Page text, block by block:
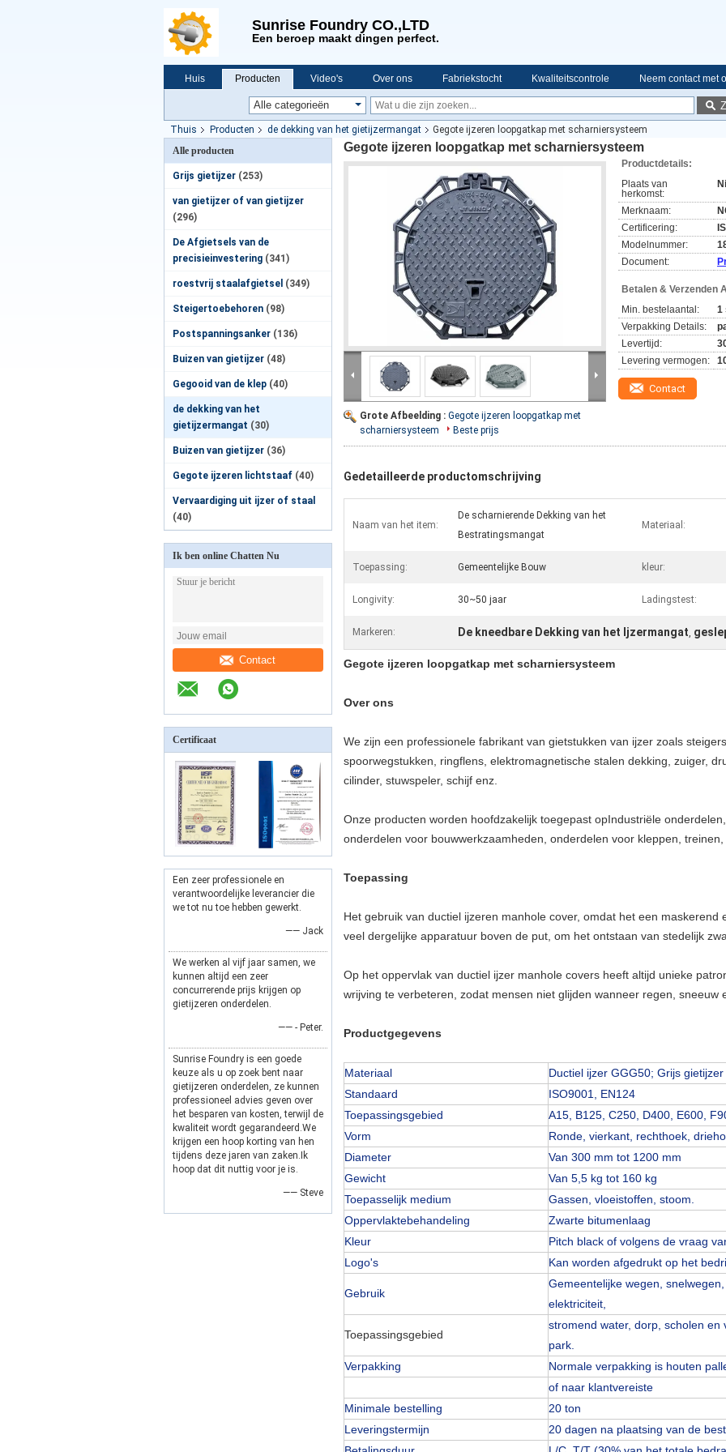
Sunrise Foundry CO.,LTD
Een beroep maakt dingen perfect.
Huis Producten Video's Over ons Fabriekstocht Kwaliteitscontrole Neem contact met
Thuis Producten de dekking van het gietijzermangat
Gegote ijzeren loopgatkap met scharniersysteem
Alle producten
Grijs gietijzer (253)
van gietijzer of van gietijzer
(296)
De Afgietsels van de
precisieinvestering (341)
roestvrij staalafgietsel (349)
Steigertoebehoren (98)
Postspanningsanker (136)
Buizen van gietijzer (48)
Gegooid van de klep (40)
de dekking van het
gietijzermangat (30)
Buizen van gietijzer (36)
Gegote ijzeren lichtstaaf (40)
Vervaardiging uit ijzer of staal
(40)
Ik ben online Chatten Nu
Contact
Certificaat
Een zeer professionele en
verantwoordelijke leverancier die
we tot nu toe hebben gewerkt.
—— Jack
We werken al vijf jaar samen, we
kunnen altijd een zeer
concurrerende prijs krijgen op
gietijzeren onderdelen.
—— - Peter.
Sunrise Foundry is een goede
keuze als u op zoek bent naar
gietijzeren onderdelen, ze kunnen
professioneel advies geven over
het besparen van kosten, terwijl de
kwaliteit wordt gegarandeerd.We
krijgen een hoop korting van hen
tijdens deze jaren van zaken.Ik
hoop dat dit nuttig voor je is.
—— Steve
Gegote ijzeren loopgatkap met scharniersysteem
Grote Afbeelding : Gegote ijzeren loopgatkap met
scharniersysteem
Beste prijs
Productdetails:
Plaats van
herkomst:
Merknaam:
Certificering:
Modelnummer:
Document:
Betalen & Verzenden
Min. bestelaantal:
1
Verpakking Details:
Levertijd:
Levering vermogen:
Contact
Gedetailleerde productomschrijving
Naam van het item:
De scharnierende Dekking van het
Bestratingsmangat
Materiaal:
Toepassing: Gemeentelijke Bouw kleur:
Longivity: 30~50 jaar Ladingstest:
Markeren: De kneedbare Dekking van het Ijzermangat,
Gegote ijzeren loopgatkap met scharniersysteem
Over ons
We zijn een professionele fabrikant van gietstukken van ijzer zoals
spoorwegstukken, ringflens, elektromagnetische stalen dekking, zuiger,
cilinder, stuwspeler, schijf enz.
Onze producten worden hoofdzakelijk toegepast opIndustriële
onderdelen voor bouwwerkzaamheden, onderdelen voor kleppen,
Toepassing
Het gebruik van ductiel ijzeren manhole cover, omdat het een maskerend
veel dergelijke apparatuur boven de put, om het ontstaan van stedelijk
Op het oppervlak van ductiel ijzer manhole covers heeft altijd unieke
wrijving te verbeteren, zodat mensen niet glijden wanneer regen, sneeuw
Productgegevens
Materiaal
Ductiel ijzer GGG50; Grijs gietijzer
Standaard
ISO9001, EN124
Toepassingsgebied
A15, B125, C250, D400, E600,
Vorm
Ronde, vierkant, rechthoek,
Diameter
Van 300 mm tot 1200 mm
Gewicht
Van 5,5 kg tot 160 kg
Toepasselijk medium
Gassen, vloeistoffen, stoom.
Oppervlaktebehandeling
Zwarte bitumenlaag
Kleur
Pitch black of volgens de vraag
Logo's
Kan worden afgedrukt op het
Gebruik
Gemeentelijke wegen,
elektriciteit,
Toepassingsgebied
stromend water, dorp, scholen en
park.
Verpakking
Normale verpakking is houten
of naar klantvereiste
Minimale bestelling
20 ton
Leveringstermijn
20 dagen na plaatsing van de